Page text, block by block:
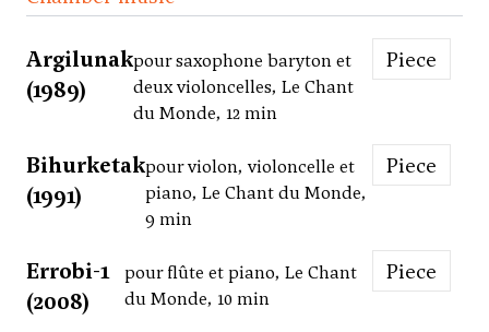
Argilunak
(1989)
pour saxophone baryton et
deux violoncelles, Le Chant
du Monde, 12 min
Piece
Bihurketak
(1991)
pour violon, violoncelle et
piano, Le Chant du Monde,
9 min
Piece
Errobi-1
(2008)
pour flûte et piano, Le Chant
du Monde, 10 min
Piece